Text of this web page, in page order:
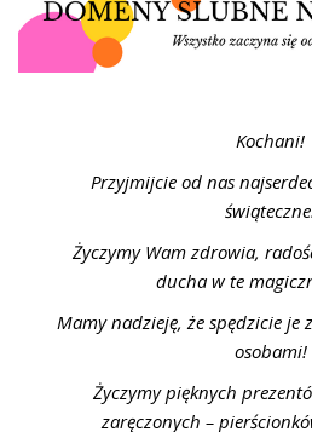
WASZE ŚLUBY
MAGAZYNY
ARCHIWUM
Kochani!
Przyjmijcie od nas
Życzymy Wam zdrowia,
ducha w te
Mamy nadzieję, że spędzicie je
osobami!
Życzymy pięknych
zaręczonych –